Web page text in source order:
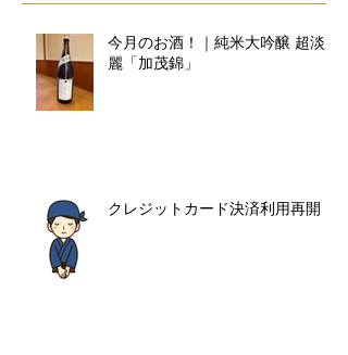
今月のお酒！｜純米大吟醸 超淡
麗「加茂錦」
クレジットカード決済利用再開